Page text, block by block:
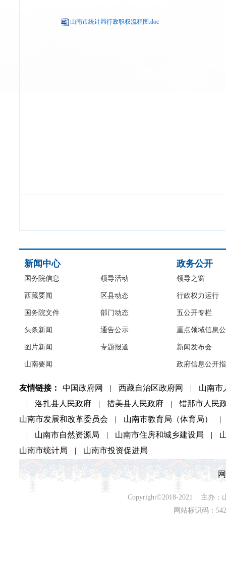
山南市统计局行政职权流程图.doc
新闻中心
国务院信息
西藏要闻
国务院文件
头条新闻
图片新闻
山南要闻
领导活动
区县动态
部门动态
通告公示
专题报道
政务公开
领导之窗
行政权力运行
五公开专栏
重点领域信息
新闻发布会
政府信息公开
友情链接： 中国政府网 | 西藏自治区政府网 |
山南市
|
洛扎县人民政府 | 措美县人民政府 |
错那市人民
山南市发展和改革委员会
| 山南市教育局（体育局）
|
|
山南市自然资源局 | 山南市住房和城乡建设局 |
山南市统计局
| 山南市投资促进局
Copyright©2018-2021 主办：
网站标识码：